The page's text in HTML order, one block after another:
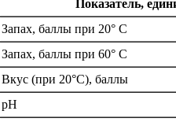
Показатель,
Запах, баллы при 20° С
Запах, баллы при 60° С
Вкус (при 20°С), баллы
рН